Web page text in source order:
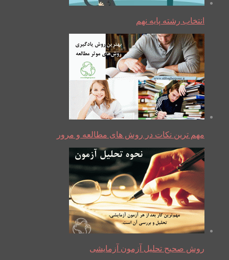
انتخاب رشته پایه نهم
مهم ترین نکات در روش های مطالعه و مرور
روش صحیح تحلیل آزمون آزمایشی